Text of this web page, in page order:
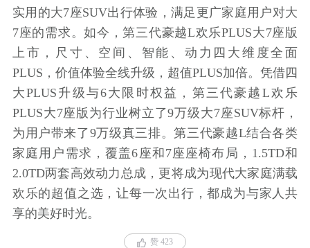
实用的大7座SUV出行体验，满足更广家庭用户对大
7座的需求。如今，第三代豪越L欢乐PLUS大7座版
上市，尺寸、空间、智能、动力四大维度全面
PLUS，价值体验全线升级，超值PLUS加倍。凭借四
大PLUS升级与6大限时权益，第三代豪越L欢乐
PLUS大7座版为行业树立了9万级大7座SUV标杆，
为用户带来了9万级真三排。第三代豪越L结合各类
家庭用户需求，覆盖6座和7座座椅布局，1.5TD和
2.0TD两套高效动力总成，更将成为现代大家庭满载
欢乐的超值之选，让每一次出行，都成为与家人共
享的美好时光。
赞 423